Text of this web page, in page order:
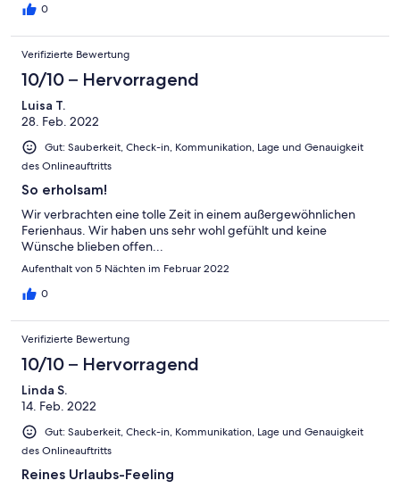
0
Verifizierte Bewertung
10/10 – Hervorragend
Luisa T.
28. Feb. 2022
Gut: Sauberkeit, Check-in, Kommunikation, Lage und Genauigkeit
des Onlineauftritts
So erholsam!
Wir verbrachten eine tolle Zeit in einem außergewöhnlichen
Ferienhaus. Wir haben uns sehr wohl gefühlt und keine
Wünsche blieben offen...
Aufenthalt von 5 Nächten im Februar 2022
0
Verifizierte Bewertung
10/10 – Hervorragend
Linda S.
14. Feb. 2022
Gut: Sauberkeit, Check-in, Kommunikation, Lage und Genauigkeit
des Onlineauftritts
Reines Urlaubs-Feeling